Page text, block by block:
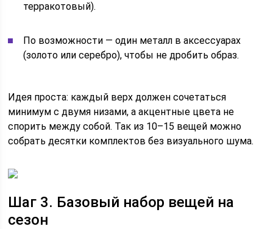
терракотовый).
По возможности — один металл в аксессуарах
(золото или серебро), чтобы не дробить образ.
Идея проста: каждый верх должен сочетаться
минимум с двумя низами, а акцентные цвета не
спорить между собой. Так из 10–15 вещей можно
собрать десятки комплектов без визуального шума.
Шаг 3. Базовый набор вещей на
сезон